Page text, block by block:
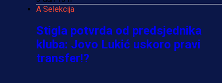
A Selekcija
Stigla potvrda od predsjednika
kluba: Jovo Lukić uskoro pravi
transfer!?